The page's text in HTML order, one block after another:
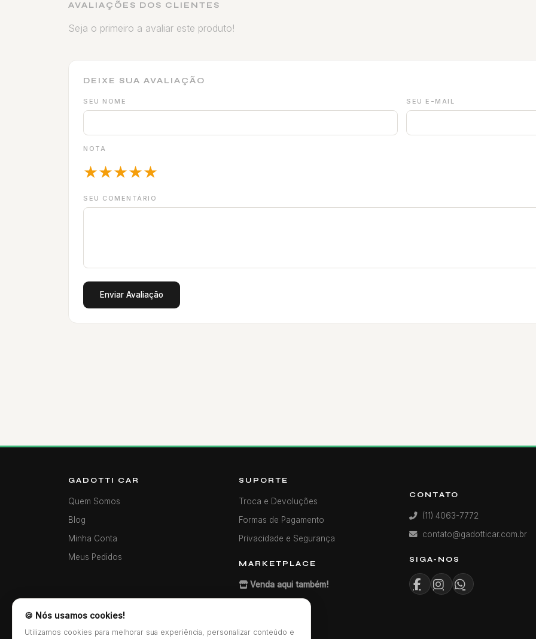
🍪 Nós usamos cookies!
Utilizamos cookies para melhorar sua experiência, personalizar conteúdo e
AVALIAÇÕES DOS CLIENTES
Seja o primeiro a avaliar este produto!
DEIXE SUA AVALIAÇÃO
SEU NOME SEU E-MAIL
NOTA
★★★★★
SEU COMENTÁRIO
Enviar Avaliação
GADOTTI CAR
Quem Somos
Blog
Minha Conta
Meus Pedidos
SUPORTE
Troca e Devoluções
Formas de Pagamento
Privacidade e Segurança
MARKETPLACE
Venda aqui também!
CONTATO
(11) 4063-7772
contato@gadotticar.com.br
SIGA-NOS